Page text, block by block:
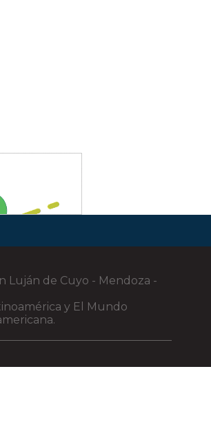
Luján de Cuyo - Mendoza -
y El Mundo